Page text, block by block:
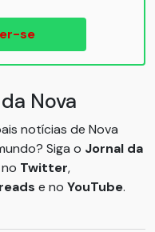
se
Nova
notícias de Nova
Siga o Jornal da
Twitter,
e no YouTube.